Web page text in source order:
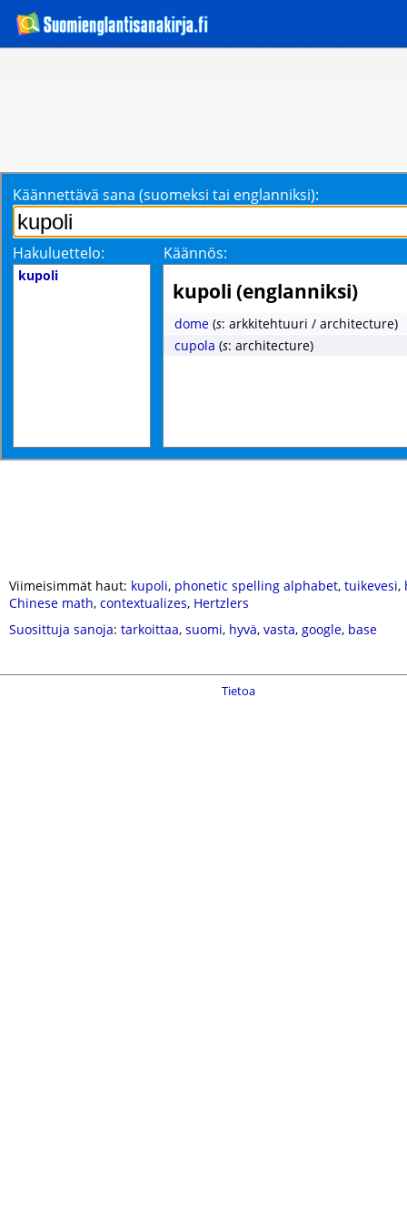
Käännettävä sana (suomeksi tai englanniksi):
Hakuluettelo: Käännös:
kupoli
kupoli (englanniksi)
dome (s: arkkitehtuuri / architecture)
cupola (s: architecture)
Viimeisimmät haut: kupoli, phonetic spelling alphabet, tuikevesi,
Chinese math, contextualizes, Hertzlers
Suosittuja sanoja: tarkoittaa, suomi, hyvä, vasta, google, base
Tietoa